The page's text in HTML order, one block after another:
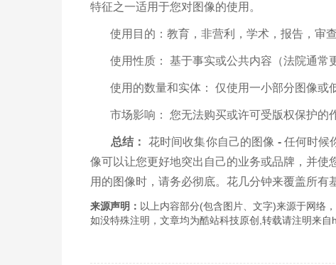
特征之一适用于您对图像的使用。
使用目的：教育，非营利，学术，报告，审
使用性质： 基于事实或公共内容（法院通常
使用的数量和实体： 仅使用一小部分图像或
市场影响： 您无法购买或许可受版权保护的
总结： 花时间收集你自己的图像 -任何时候
像可以让您更好地突出自己的业务或品牌，并使
用的图像时，请务必彻底。花几分钟来覆盖所有
来源声明： 以上内容部分(包含图片、文字)来源于网络
如没特殊注明，文章均为酷站科技原创,转载请注明来